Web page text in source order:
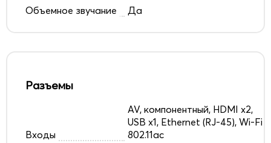
Объемное звучание
Да
Разъемы
Входы
AV, компонентный, HDMI x2,
USB x1, Ethernet (RJ-45), Wi-Fi
802.11ac